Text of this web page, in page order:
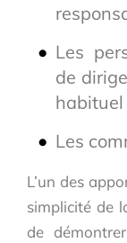
Les
de
habituel
Les
L’un des
simplicité de
de